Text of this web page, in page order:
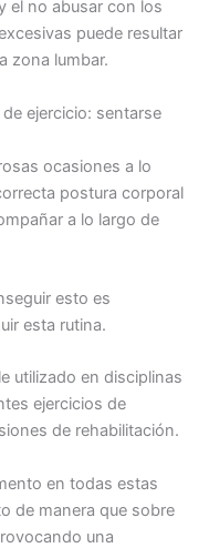
el no abusar con los
puede resultar
zona lumbar.
ejercicio: sentarse
ocasiones a lo
postura corporal
a lo largo de
esto es
esta rutina.
utilizado en disciplinas
ejercicios de
de rehabilitación.
en todas estas
de manera que sobre
una